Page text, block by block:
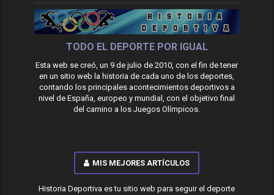
TODO EL DEPORTE POR IGUAL
Esta web se creó, un 9 de julio de 2010, con el fin de tener
en un sitio web la historia de cada uno de los deportes,
contando los principales acontecimientos deportivos a
nivel de España, europeo y mundial, con el objetivo final
del camino a los Juegos Olímpicos.
MIS MEJORES ARTÍCULOS
Historia Deportiva es tu sitio web para seguir el deporte